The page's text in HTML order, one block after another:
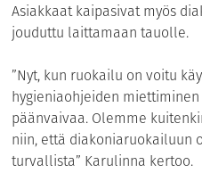
Asiakkaat kaipasivat myös
jouduttu laittamaan tauolle.
”Nyt, kun ruokailu on voitu
hygieniaohjeiden
päänvaivaa. Olemme
niin, että diakoniaruokailuun
turvallista” Karulinna kertoo.